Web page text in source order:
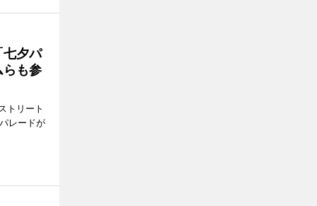
夕パ
も参
トリート
レードが